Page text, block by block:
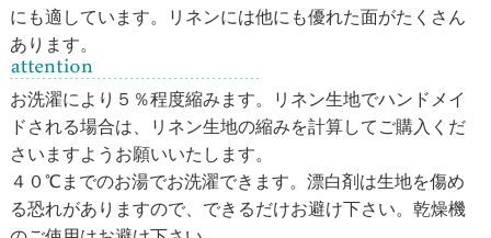
にも適しています。リネンには他にも優れた面がたくさん
あります。
お洗濯により５％程度縮みます。リネン生地でハンドメイ
ドされる場合は、リネン生地の縮みを計算してご購入くだ
さいますようお願いいたします。
４０℃までのお湯でお洗濯できます。漂白剤は生地を傷め
る恐れがありますので、できるだけお避け下さい。乾燥機